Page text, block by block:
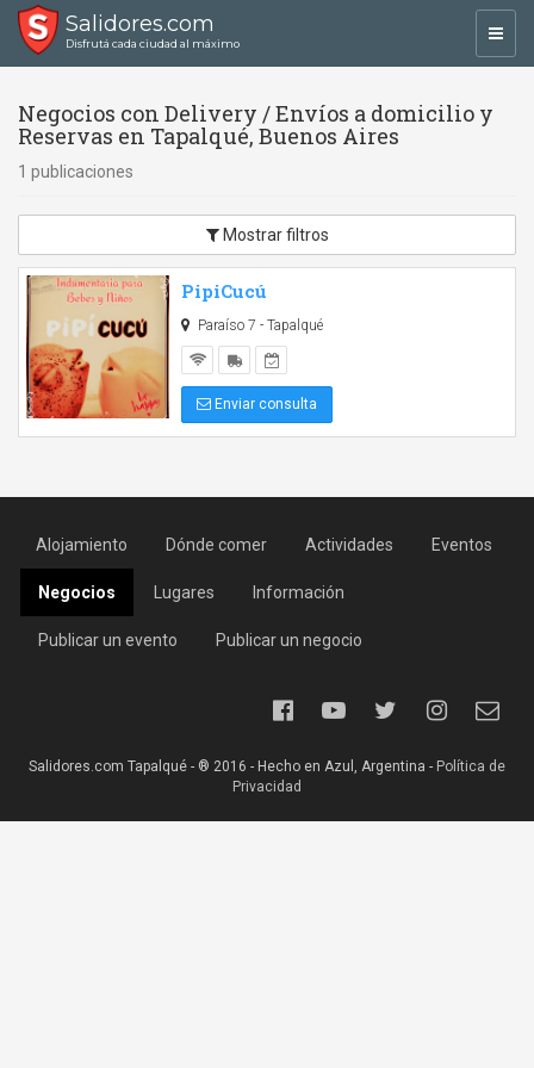
Salidores.com
Disfrutá cada ciudad al máximo
Negocios con Delivery / Envíos a domicilio y
Reservas en Tapalqué, Buenos Aires
1 publicaciones
Mostrar filtros
PipiCucú
Paraíso 7 - Tapalqué
Enviar consulta
Alojamiento Dónde comer Actividades Eventos
Negocios Lugares Información
Publicar un evento Publicar un negocio
Salidores.com Tapalqué - ® 2016 - Hecho en Azul, Argentina - Política de
Privacidad